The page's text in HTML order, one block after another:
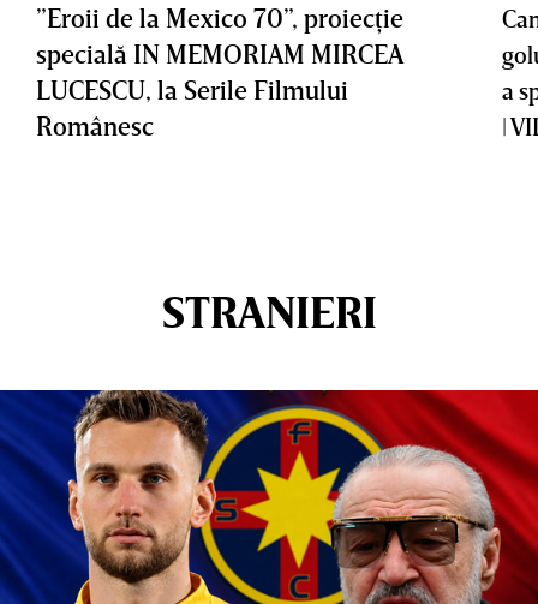
”Eroii de la Mexico 70”, proiecţie
specială IN MEMORIAM MIRCEA
LUCESCU, la Serile Filmului
Românesc
a
|
STRANIERI